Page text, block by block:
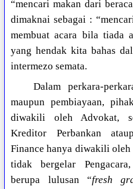
“mencari makan dari
dimaknai sebagai :
membuat acara bila tiada
yang hendak kita bahas
intermezo semata.
Dalam perkara-
maupun pembiayaan,
diwakili oleh Advokat,
Kreditor Perbankan
Finance hanya diwakili
tidak bergelar
berupa lulusan “fresh